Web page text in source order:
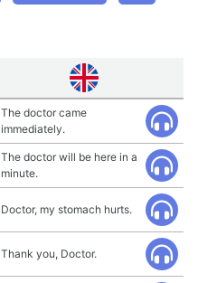
The doctor came
immediately.
The doctor will be here in a
minute.
Doctor, my stomach hurts.
Thank you, Doctor.